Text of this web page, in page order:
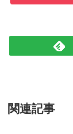
関連記事